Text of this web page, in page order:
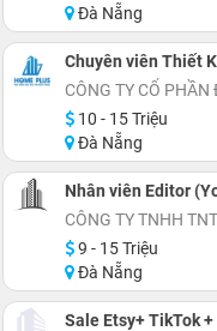
Đà Nẵng
Chuyên viên Thiết
CÔNG TY CỔ
10 - 15 Triệu
Đà Nẵng
Nhân viên Editor
CÔNG TY TNHH
9 - 15 Triệu
Đà Nẵng
Sale Etsy+ TikTok